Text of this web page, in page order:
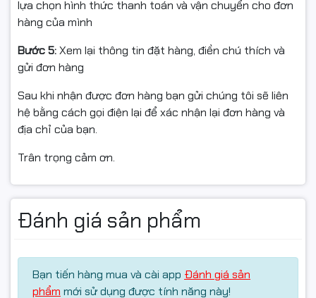
có giá trị sử dụng.
#MainboardGigabyte #GAH610MH #BoMachChuIntel
#PCGiaRe
#MainboardFullVAT #LinhKienMayTinh
#GigabyteVietnam
lựa chọn hình thức thanh toán và vận chuyển cho đơn
hàng của mình
Bước 5:Xem lại thông tin đặt hàng, điền chú thích và
gửi đơn hàng
Sau khi nhận được đơn hàng bạn gửi chúng tôi sẽ liên
hệ bằng cách gọi điện lại để xác nhận lại đơn hàng và
địa chỉ của bạn.
Trân trọng cảm ơn.
Đánh giá sản phẩm
Bạn tiến hàng mua và cài app Đánh giá sản
phẩm mới sử dụng được tính năng này!